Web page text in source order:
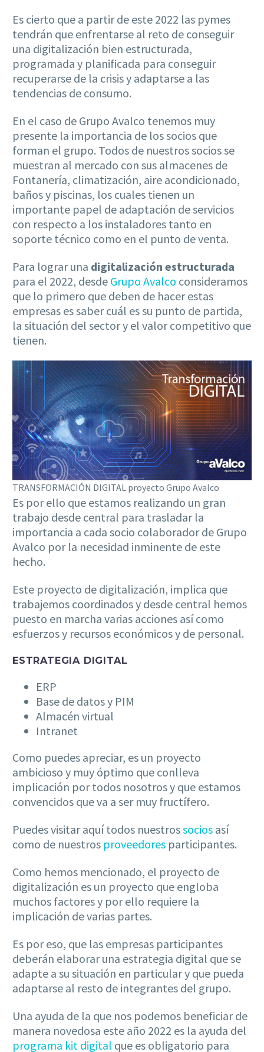
Es cierto que a partir de este 2022 las pymes
tendrán que enfrentarse al reto de conseguir
una digitalización bien estructurada,
programada y planificada para conseguir
recuperarse de la crisis y adaptarse a las
tendencias de consumo.
En el caso de Grupo Avalco tenemos muy
presente la importancia de los socios que
forman el grupo. Todos de nuestros socios se
muestran al mercado con sus almacenes de
Fontanería, climatización, aire acondicionado,
baños y piscinas, los cuales tienen un
importante papel de adaptación de servicios
con respecto a los instaladores tanto en
soporte técnico como en el punto de venta.
Para lograr una digitalización estructurada
para el 2022, desde Grupo Avalco consideramos
que lo primero que deben de hacer estas
empresas es saber cuál es su punto de partida,
la situación del sector y el valor competitivo que
tienen.
TRANSFORMACIÓN DIGITAL proyecto Grupo Avalco
Es por ello que estamos realizando un gran
trabajo desde central para trasladar la
importancia a cada socio colaborador de Grupo
Avalco por la necesidad inminente de este
hecho.
Este proyecto de digitalización, implica que
trabajemos coordinados y desde central hemos
puesto en marcha varias acciones así como
esfuerzos y recursos económicos y de personal.
ESTRATEGIA DIGITAL
ERP
Base de datos y PIM
Almacén virtual
Intranet
Como puedes apreciar, es un proyecto
ambicioso y muy óptimo que conlleva
implicación por todos nosotros y que estamos
convencidos que va a ser muy fructífero.
Puedes visitar aquí todos nuestrossocios así
como de nuestros proveedores participantes.
Como hemos mencionado, el proyecto de
digitalización es un proyecto que engloba
muchos factores y por ello requiere la
implicación de varias partes.
Es por eso, que las empresas participantes
deberán elaborar una estrategia digital que se
adapte a su situación en particular y que pueda
adaptarse al resto de integrantes del grupo.
Una ayuda de la que nos podemos beneficiar de
manera novedosa este año 2022 es la ayuda del
programa kit digital que es obligatorio para